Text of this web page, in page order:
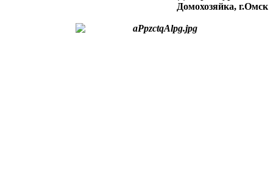
Домохозяйка, г.Омск